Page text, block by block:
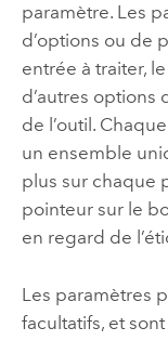
paramètre. Les
d’options ou de
entrée à traiter,
d’autres options
de l’outil.
un ensemble
plus sur chaque
pointeur sur le
en regard de
Les paramètres
facultatifs, et